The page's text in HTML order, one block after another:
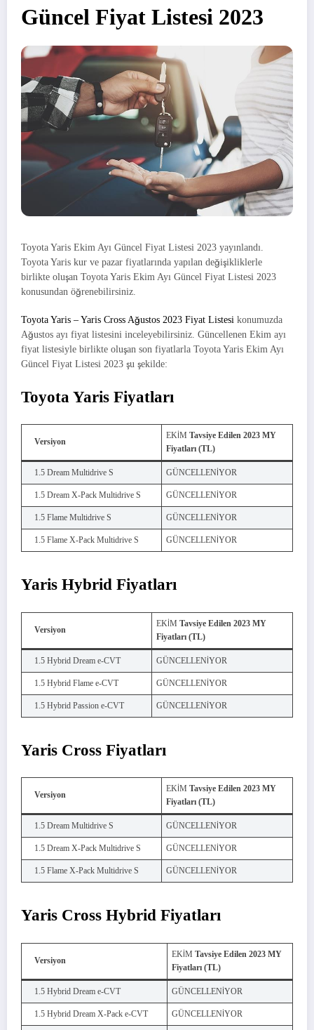
Güncel Fiyat Listesi 2023
Toyota Yaris Ekim Ayı Güncel Fiyat Listesi 2023 yayınlandı.
Toyota Yaris kur ve pazar fiyatlarında yapılan değişikliklerle
birlikte oluşan Toyota Yaris Ekim Ayı Güncel Fiyat Listesi 2023
konusundan öğrenebilirsiniz.
Toyota Yaris – Yaris Cross Ağustos 2023 Fiyat Listesi konumuzda
Ağustos ayı fiyat listesini inceleyebilirsiniz. Güncellenen Ekim ayı
fiyat listesiyle birlikte oluşan son fiyatlarla Toyota Yaris Ekim Ayı
Güncel Fiyat Listesi 2023 şu şekilde:
Toyota Yaris Fiyatları
Versiyon
EKİM Tavsiye Edilen 2023 MY
Fiyatları (TL)
1.5 Dream Multidrive S GÜNCELLENİYOR
1.5 Dream X-Pack Multidrive S GÜNCELLENİYOR
1.5 Flame Multidrive S GÜNCELLENİYOR
1.5 Flame X-Pack Multidrive S GÜNCELLENİYOR
Yaris Hybrid Fiyatları
Versiyon
EKİM Tavsiye Edilen 2023 MY
Fiyatları (TL)
1.5 Hybrid Dream e-CVT GÜNCELLENİYOR
1.5 Hybrid Flame e-CVT GÜNCELLENİYOR
1.5 Hybrid Passion e-CVT GÜNCELLENİYOR
Yaris Cross Fiyatları
Versiyon
EKİM Tavsiye Edilen 2023 MY
Fiyatları (TL)
1.5 Dream Multidrive S GÜNCELLENİYOR
1.5 Dream X-Pack Multidrive S GÜNCELLENİYOR
1.5 Flame X-Pack Multidrive S GÜNCELLENİYOR
Yaris Cross Hybrid Fiyatları
Versiyon
EKİM Tavsiye Edilen 2023 MY
Fiyatları (TL)
1.5 Hybrid Dream e-CVT GÜNCELLENİYOR
1.5 Hybrid Dream X-Pack e-CVT GÜNCELLENİYOR